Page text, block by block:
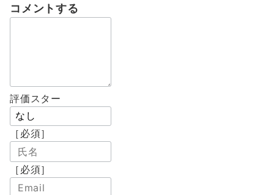
コメントする
評価スター
［必須］
［必須］